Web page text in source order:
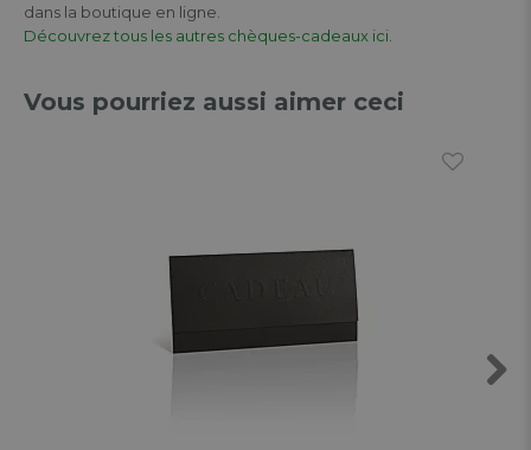
dans la boutique en ligne.
Découvrez tous les autres chèques-cadeaux ici.
Vous pourriez aussi aimer ceci